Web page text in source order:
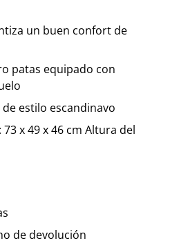
un buen confort de
patas equipado con
estilo escandinavo
73 x 49 x 46 cm Altura del
de devolución